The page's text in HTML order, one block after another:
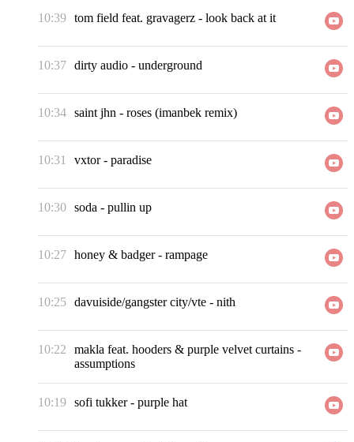
10:39 tom field feat. gravagerz - look back at it
10:37 dirty audio - underground
10:34 saint jhn - roses (imanbek remix)
10:31 vxtor- paradise
10:30 soda - pullin up
10:27 honey & badger- rampage
10:25 davuiside/gangster city/vte - nith
10:22 makla feat. hooders & purple velvet curtains -
assumptions
10:19 sofi tukker- purple hat